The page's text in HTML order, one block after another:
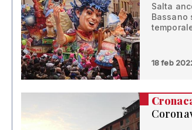
Salta
Bassano
18 feb